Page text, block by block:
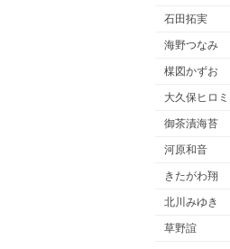
石田拓実
海野つなみ
楳図かずお
大久保ヒロミ
御茶漬海苔
河原和音
きたがわ翔
北川みゆき
草野誼